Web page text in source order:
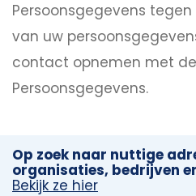
Persoonsgegevens
van uw
contact opnemen met
Persoonsgegevens.
Op zoek naar nuttige
organisaties, bedrijven
Bekijk ze hier